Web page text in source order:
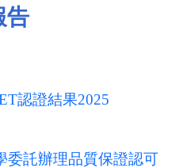
告
認證結果2025
委託辦理品質保證認可